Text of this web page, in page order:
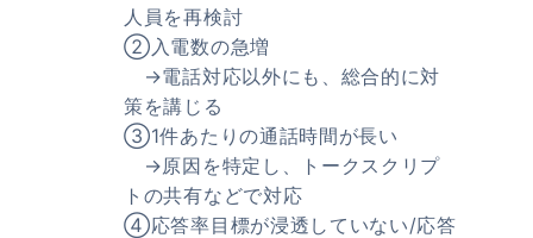
人員を再検討
②入電数の急増
→電話対応以外にも、総合的に対
策を講じる
③1件あたりの通話時間が長い
→原因を特定し、トークスクリプ
トの共有などで対応
④応答率目標が浸透していない/応答